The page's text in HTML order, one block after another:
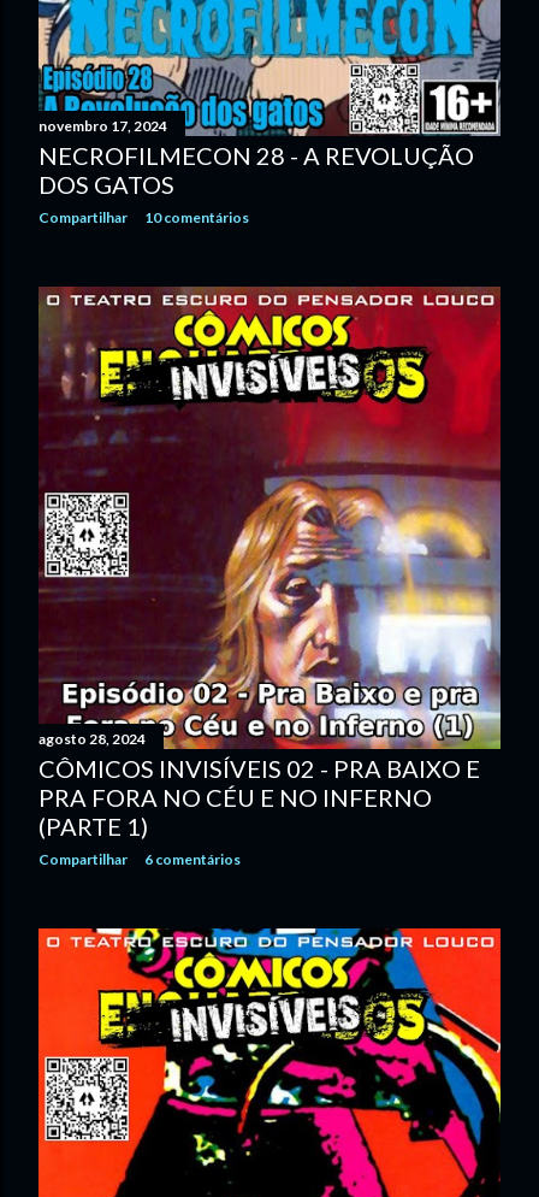
novembro 17, 2024
NECROFILMECON 28 - A REVOLUÇÃO
DOS GATOS
Compartilhar 10 comentários
agosto 28, 2024
CÔMICOS INVISÍVEIS 02 - PRA BAIXO E
PRA FORA NO CÉU E NO INFERNO
(PARTE 1)
Compartilhar 6 comentários